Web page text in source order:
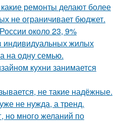
ремонты делают более
не ограничивает бюджет.
около 23, 9%
индивидуальных жилых
на одну семью.
кухни занимается
не такие надёжные.
не нужда, а тренд.
но много желаний по